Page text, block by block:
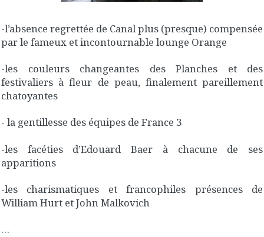
-l’absence regrettée de Canal plus (presque) compensée
par le fameux et incontournable lounge Orange
-les couleurs changeantes des Planches et des
festivaliers à fleur de peau, finalement pareillement
chatoyantes
- la gentillesse des équipes de France 3
-les facéties d’Edouard Baer à chacune de ses
apparitions
-les charismatiques et francophiles présences de
William Hurt et John Malkovich
…